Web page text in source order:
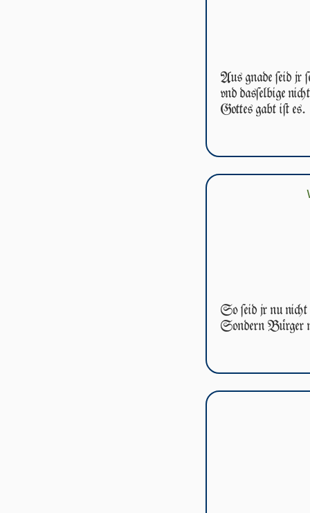
Aus gnade ſeid jr
vnd das­ſel­bi­ge
Got­tes gabt iſt es.
So ſeid jr nu nicht
Son­dern Bürger